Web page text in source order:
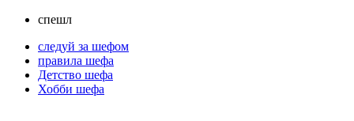
спешл
следуй за шефом
правила шефа
Детство шефа
Хобби шефа